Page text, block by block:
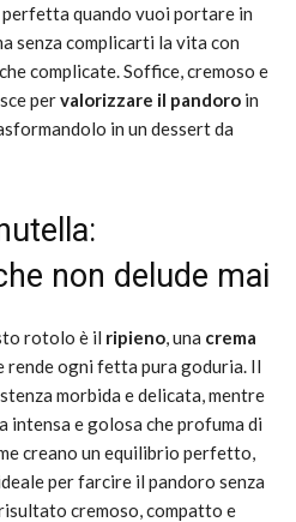
quando vuoi portare in
senza complicarti la vita con
complicate. Soffice, cremoso e
pervalorizzare il pandoro in
in un dessert da
non delude mai
rotolo è il ripieno, una crema
rende ogni fetta pura goduria. Il
morbida e delicata, mentre
intensa e golosa che profuma di
creano un equilibrio perfetto,
per farcire il pandoro senza
cremoso, compatto e